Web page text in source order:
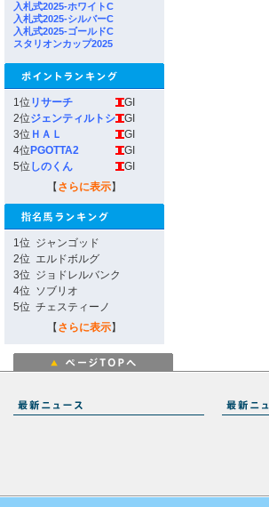
入札式2025-ホワイトC
入札式2025-シルバーC
入札式2025-ゴールドC
スタリオンカップ2025
1位 リサーチ
GI
2位ジェンティルトシ
GI
3位 ＨＡＬ
GI
4位 PGOTTA2
GI
5位 しのくん
GI
【 さらに表示】
1位 ジャンゴッド
2位 エルドボルグ
3位 ジョドレルバンク
4位 ソブリオ
5位 チェスティーノ
【 さらに表示】